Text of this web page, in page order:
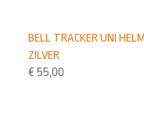
BELL TRACKER UNI
ZILVER
€ 55,00